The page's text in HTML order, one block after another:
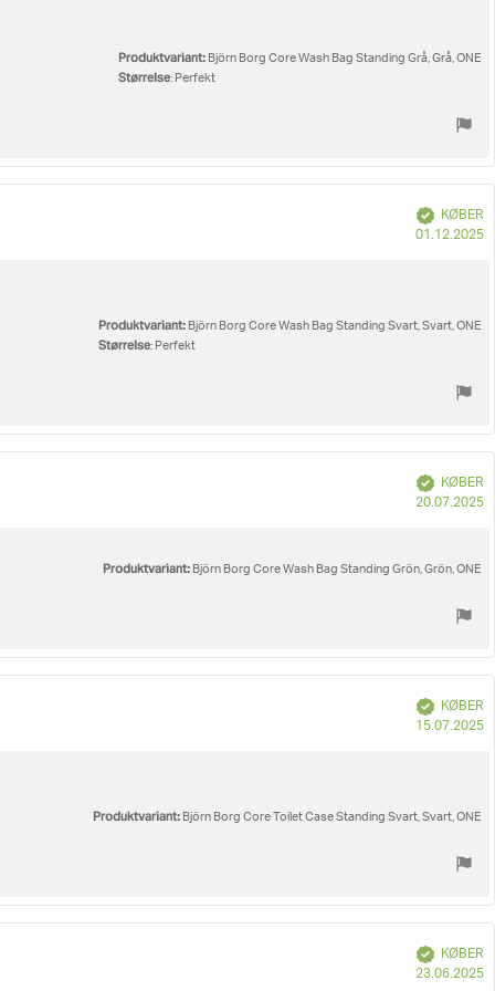
Produktvariant: Björn Borg Core Wash Bag Standing Grå, Grå, ONE
Størrelse: Perfekt
Verificeret
KØBER
01.12.2025
Produktvariant: Björn Borg Core Wash Bag Standing Svart, Svart, ONE
Størrelse: Perfekt
Verificeret
KØBER
20.07.2025
Produktvariant: Björn Borg Core Wash Bag Standing Grön, Grön, ONE
Verificeret
KØBER
15.07.2025
Produktvariant: Björn Borg Core Toilet Case Standing Svart, Svart, ONE
Verificeret
KØBER
23.06.2025